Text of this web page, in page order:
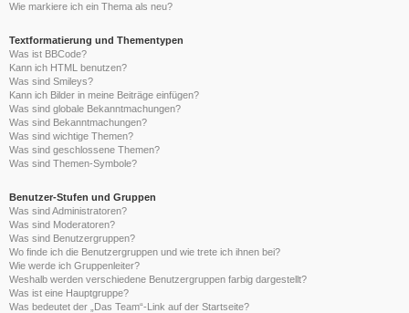
Wie markiere ich ein Thema als neu?
Textformatierung und Thementypen
Was ist BBCode?
Kann ich HTML benutzen?
Was sind Smileys?
Kann ich Bilder in meine Beiträge einfügen?
Was sind globale Bekanntmachungen?
Was sind Bekanntmachungen?
Was sind wichtige Themen?
Was sind geschlossene Themen?
Was sind Themen-Symbole?
Benutzer-Stufen und Gruppen
Was sind Administratoren?
Was sind Moderatoren?
Was sind Benutzergruppen?
Wo finde ich die Benutzergruppen und wie trete ich ihnen bei?
Wie werde ich Gruppenleiter?
Weshalb werden verschiedene Benutzergruppen farbig dargestellt?
Was ist eine Hauptgruppe?
Was bedeutet der „Das Team“-Link auf der Startseite?